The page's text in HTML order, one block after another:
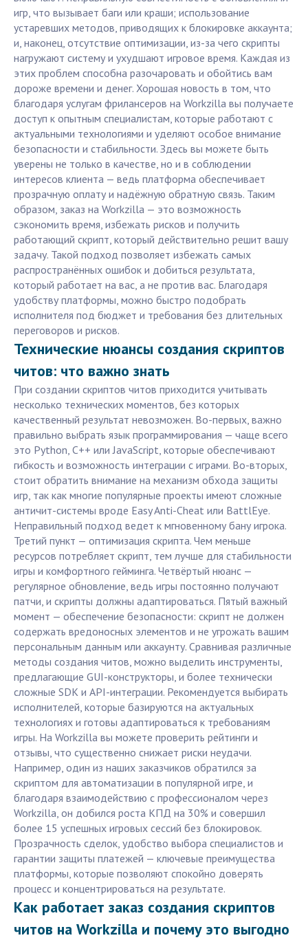
игр, что вызывает баги или краши; использование
устаревших методов, приводящих к блокировке аккаунта;
и, наконец, отсутствие оптимизации, из-за чего скрипты
нагружают систему и ухудшают игровое время. Каждая из
этих проблем способна разочаровать и обойтись вам
дороже времени и денег. Хорошая новость в том, что
благодаря услугам фрилансеров на Workzilla вы получаете
доступ к опытным специалистам, которые работают с
актуальными технологиями и уделяют особое внимание
безопасности и стабильности. Здесь вы можете быть
уверены не только в качестве, но и в соблюдении
интересов клиента — ведь платформа обеспечивает
прозрачную оплату и надёжную обратную связь. Таким
образом, заказ на Workzilla — это возможность
сэкономить время, избежать рисков и получить
работающий скрипт, который действительно решит вашу
задачу. Такой подход позволяет избежать самых
распространённых ошибок и добиться результата,
который работает на вас, а не против вас. Благодаря
удобству платформы, можно быстро подобрать
исполнителя под бюджет и требования без длительных
переговоров и рисков.
Технические нюансы создания скриптов
читов: что важно знать
При создании скриптов читов приходится учитывать
несколько технических моментов, без которых
качественный результат невозможен. Во-первых, важно
правильно выбрать язык программирования — чаще всего
это Python, C++ или JavaScript, которые обеспечивают
гибкость и возможность интеграции с играми. Во-вторых,
стоит обратить внимание на механизм обхода защиты
игр, так как многие популярные проекты имеют сложные
античит-системы вроде Easy Anti-Cheat или BattlEye.
Неправильный подход ведет к мгновенному бану игрока.
Третий пункт — оптимизация скрипта. Чем меньше
ресурсов потребляет скрипт, тем лучше для стабильности
игры и комфортного гейминга. Четвёртый нюанс —
регулярное обновление, ведь игры постоянно получают
патчи, и скрипты должны адаптироваться. Пятый важный
момент — обеспечение безопасности: скрипт не должен
содержать вредоносных элементов и не угрожать вашим
персональным данным или аккаунту. Сравнивая различные
методы создания читов, можно выделить инструменты,
предлагающие GUI-конструкторы, и более технически
сложные SDK и API-интеграции. Рекомендуется выбирать
исполнителей, которые базируются на актуальных
технологиях и готовы адаптироваться к требованиям
игры. На Workzilla вы можете проверить рейтинги и
отзывы, что существенно снижает риски неудачи.
Например, один из наших заказчиков обратился за
скриптом для автоматизации в популярной игре, и
благодаря взаимодействию с профессионалом через
Workzilla, он добился роста КПД на 30% и совершил
более 15 успешных игровых сессий без блокировок.
Прозрачность сделок, удобство выбора специалистов и
гарантии защиты платежей — ключевые преимущества
платформы, которые позволяют спокойно доверять
процесс и концентрироваться на результате.
Как работает заказ создания скриптов
читов на Workzilla и почему это выгодно